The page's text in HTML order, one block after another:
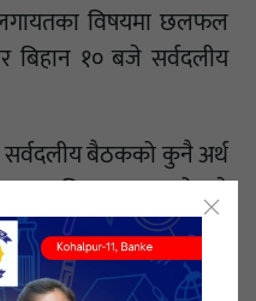
विषयमा छलफल
बिहान १० बजे सर्वदलीय
बैठकको कुनै अर्थ
अग्निप्रसाद सापकोटाले
एमालेले बहिस्कार गरेको